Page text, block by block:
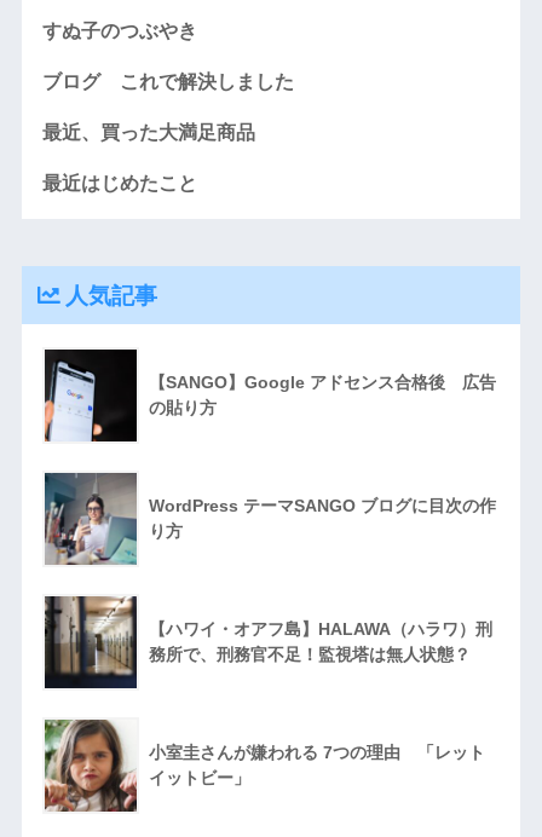
すぬ子のつぶやき
ブログ これで解決しました
最近、買った大満足商品
最近はじめたこと
人気記事
【SANGO】Google アドセンス合格後 広告
の貼り方
WordPress テーマSANGO ブログに目次の作
り方
【ハワイ・オアフ島】HALAWA（ハラワ）刑
務所で、刑務官不足！監視塔は無人状態？
小室圭さんが嫌われる 7つの理由 「レット
イットビー」